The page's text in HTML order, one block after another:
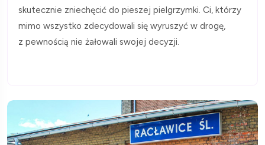
skutecznie zniechęcić do pieszej pielgrzymki. Ci, którzy
mimo wszystko zdecydowali się wyruszyć w drogę,
z pewnością nie żałowali swojej decyzji.